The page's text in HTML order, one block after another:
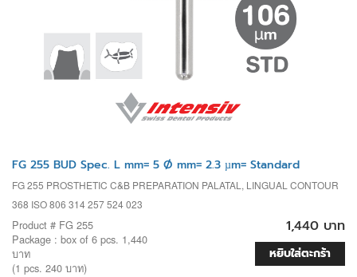
FG 255 BUD Spec. L mm= 5 Ø mm= 2.3 µm= Standard
FG 255 PROSTHETIC C&B PREPARATION PALATAL, LINGUAL CONTOUR
368 ISO 806 314 257 524 023
Product # FG 255
Package : box of 6 pcs. 1,440
บาท
(1 pcs. 240 บาท)
1,440 บาท
หยิบใส่ตะกร้า